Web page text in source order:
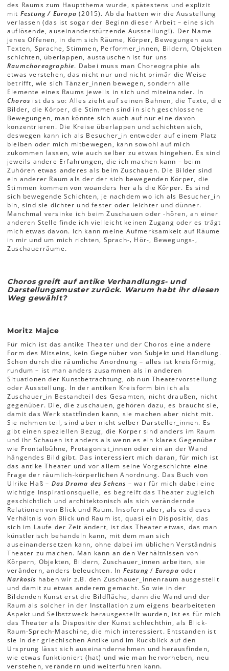
des Raums zum Hauptthema wurde, spätestens und explizit
mit Festung / Europa(2015). Ab da hatten wir die Ausstellung
verlassen (das ist sogar der Beginn dieser Arbeit – eine sich
auflösende, auseinanderstürzende Ausstellung!). Der Name
jenes Offenen, in dem sich Räume, Körper, Bewegungen aus
Texten, Sprache, Stimmen, Performer_innen, Bildern, Objekten
schichten, überlappen, austauschen ist für uns
Raumchoreographie. Dabei muss man Choreographie als
etwas verstehen, das nicht nur und nicht primär die Weise
betrifft, wie sich Tänzer_innen bewegen, sondern alle
Elemente eines Raums jeweils in sich und miteinander. In
Choros ist das so: Alles zieht auf seinen Bahnen, die Texte, die
Bilder, die Körper, die Stimmen sind in sich geschlossene
Bewegungen, man könnte sich auch auf nur eine davon
konzentrieren. Die Kreise überlappen und schichten sich,
deswegen kann ich als Besucher_in entweder auf einem Platz
bleiben oder mich mitbewegen, kann sowohl auf mich
zukommen lassen, wie auch selber zu etwas hingehen. Es sind
jeweils andere Erfahrungen, die ich machen kann – beim
Zuhören etwas anderes als beim Zuschauen. Die Bilder sind
ein anderer Raum als der der sich bewegenden Körper, die
Stimmen kommen von woanders her als die Körper. Es sind
sich bewegende Schichten, je nachdem wo ich als Besucher_in
bin, sind sie dichter und fester oder leichter und dünner.
Manchmal versinke ich beim Zuschauen oder -hören, an einer
anderen Stelle finde ich vielleicht keinen Zugang oder es trägt
mich etwas davon. Ich kann meine Aufmerksamkeit auf Räume
in mir und um mich richten, Sprach-‚ Hör-, Bewegungs-,
Zuschauerräume.
Choros greift auf antike Verhandlungs- und
Darstellungsmuster zurück. Warum habt ihr diesen
Weg gewählt?
Moritz Majce
Für mich ist das antike Theater und der Choros eine andere
Form des Mitseins, kein Gegenüber von Subjekt und Handlung.
Schon durch die räumliche Anordnung – alles ist kreisförmig,
rundum – ist man anders zusammen als in anderen
Situationen der Kunstbetrachtung, ob nun Theatervorstellung
oder Ausstellung. In der antiken Kreisform bin ich als
Zuschauer_in Bestandteil des Gesamten, nicht draußen, nicht
gegenüber. Die, die zuschauen, gehören dazu, es braucht sie,
damit das Werk stattfinden kann, sie machen aber nicht mit.
Sie nehmen teil, sind aber nicht selber Darsteller_innen. Es
gibt einen speziellen Bezug, die Körper sind anders im Raum
und ihr Schauen ist anders als wenn es ein klares Gegenüber
wie Frontalbühne, Protagonist_innen oder ein an der Wand
hängendes Bild gibt. Das interessiert mich daran, für mich ist
das antike Theater und vor allem seine Vorgeschichte eine
Frage der räumlich-körperlichen Anordnung. Das Buch von
Ulrike Haß – Das Drama des Sehens – war für mich dabei eine
wichtige Inspirationsquelle, es begreift das Theater zugleich
geschichtlich und architektonisch als sich verändernde
Relationen von Blick und Raum. Insofern aber, als es dieses
Verhältnis von Blick und Raum ist, quasi ein Dispositiv, das
sich im Laufe der Zeit ändert, ist das Theater etwas, das man
künstlerisch behandeln kann, mit dem man sich
auseinandersetzen kann, ohne dabei im üblichen Verständnis
Theater zu machen. Man kann an den Verhältnissen von
Körpern, Objekten, Bildern, Zuschauer_innen arbeiten, sie
verändern, anders beleuchten. In Festung / Europa oder
Narkosis haben wir z.B. den Zuschauer_innenraum ausgestellt
und damit zu etwas anderem gemacht. So wie in der
Bildenden Kunst erst die Bildfläche, dann die Wand und der
Raum als solcher in der Installation zum eigens bearbeiteten
Aspekt und Selbstzweck herausgestellt wurden, ist es für mich
das Theater als Dispositiv der Kunst schlechthin, als Blick-
Raum-Sprech-Maschine, die mich interessiert. Entstanden ist
sie in der griechischen Antike und im Rückblick auf den
Ursprung lässt sich auseinandernehmen und herausfinden,
wie etwas funktioniert (hat) und wie man hervorheben, neu
verstehen, verändern und weiterführen kann.